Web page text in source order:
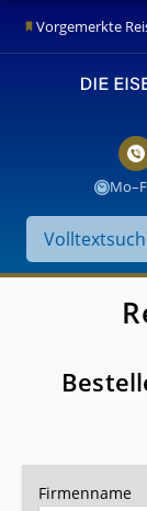
Vorgemerkte
Suche
auf
der
Firmenname